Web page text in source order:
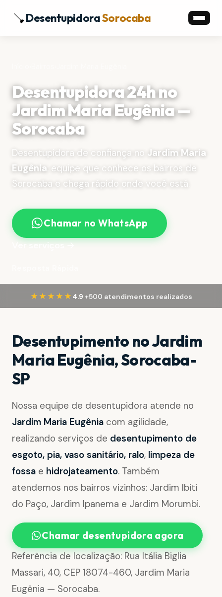
DesentupidoraSorocaba
Desentupidora 24h no
Jardim Maria Eugênia —
Sorocaba
Desentupidora de confiança no Jardim Maria
Eugênia: equipe que conhece os bairros de
Sorocaba e chega rápido onde você está.
Chamar no WhatsApp
Ver serviços →
★★★★★ 4.9·+500 atendimentos realizados
Desentupimento no Jardim
Maria Eugênia, Sorocaba-
SP
Nossa equipe de desentupidora atende no
Jardim Maria Eugênia com agilidade,
realizando serviços de desentupimento de
esgoto, pia, vaso sanitário, ralo, limpeza de
fossa e hidrojateamento. Também
atendemos nos bairros vizinhos: Jardim Ibiti
do Paço, Jardim Ipanema e Jardim Morumbi.
Chamar desentupidora agora
Referência de localização: Rua Itália Biglia
Massari, 40, CEP 18074-460, Jardim Maria
Eugênia — Sorocaba.